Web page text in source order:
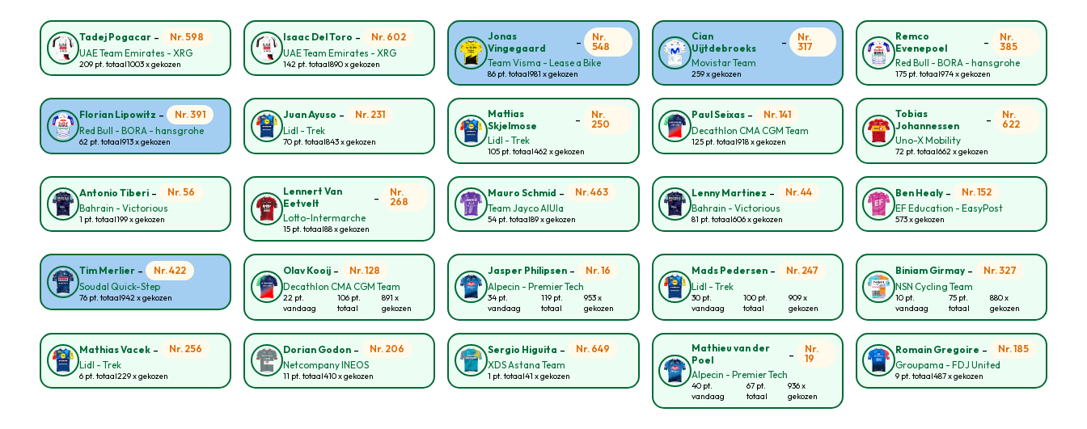
Tadej Pogacar -
Nr. 598
UAE Team Emirates - XRG
209 pt. totaal1003 x gekozen
Isaac Del Toro -
Nr. 602
UAE Team Emirates - XRG
142 pt. totaal890 x gekozen
Jonas
Vingegaard
-
Nr.
548
Team Visma - Lease a Bike
86 pt. totaal981 x gekozen
Cian
Uijtdebroeks
-
Nr.
317
Movistar Team
259 x gekozen
Remco
Evenepoel
-
Nr.
385
Red Bull - BORA - hansgrohe
175 pt. totaal974 x gekozen
Florian Lipowitz -
Nr. 391
Red Bull - BORA - hansgrohe
62 pt. totaal913 x gekozen
Juan Ayuso -
Nr. 231
Lidl - Trek
70 pt. totaal843 x gekozen
Mattias
Skjelmose
-
Nr.
250
Lidl - Trek
105 pt. totaal462 x gekozen
Paul Seixas-
Nr. 141
Decathlon CMA CGM Team
125 pt. totaal918 x gekozen
Tobias
Johannessen
-
Nr.
622
Uno-X Mobility
72 pt. totaal662 x gekozen
Antonio Tiberi -
Nr. 56
Bahrain - Victorious
1 pt. totaal199 x gekozen
Lennert Van
Eetvelt
-
Nr.
268
Lotto-Intermarche
15 pt. totaal88 x gekozen
Mauro Schmid -
Nr. 463
Team Jayco AlUla
54 pt. totaal89 x gekozen
Lenny Martinez -
Nr. 44
Bahrain - Victorious
81 pt. totaal606 x gekozen
Ben Healy-
Nr. 152
EF Education - EasyPost
573 x gekozen
Tim Merlier -
Nr. 422
Soudal Quick-Step
76 pt. totaal942 x gekozen
Olav Kooij -
Nr. 128
Decathlon CMA CGM Team
22 pt.
vandaag
106 pt.
totaal
891 x
gekozen
Jasper Philipsen-
Nr. 16
Alpecin - Premier Tech
34 pt.
vandaag
119 pt.
totaal
953 x
gekozen
Mads Pedersen-
Nr. 247
Lidl - Trek
30 pt.
vandaag
100 pt.
totaal
909 x
gekozen
Biniam Girmay-
Nr. 327
NSN Cycling Team
10 pt.
vandaag
75 pt.
totaal
880 x
gekozen
Mathias Vacek -
Nr. 256
Lidl - Trek
6 pt. totaal229 x gekozen
Dorian Godon -
Nr. 206
Netcompany INEOS
11 pt. totaal410 x gekozen
Sergio Higuita -
Nr. 649
XDS Astana Team
1 pt. totaal41 x gekozen
Mathieu van der
Poel
-
Nr.
19
Alpecin - Premier Tech
40 pt.
vandaag
67 pt.
totaal
936 x
gekozen
Romain Gregoire -
Nr. 185
Groupama - FDJ United
9 pt. totaal487 x gekozen